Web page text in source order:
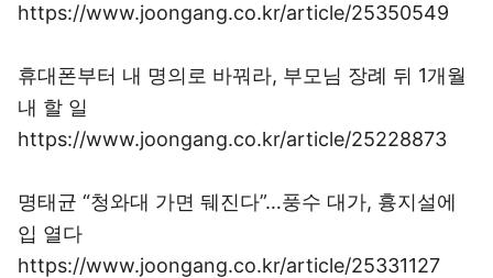
https://www.joongang.co.kr/article/25350549
휴대폰부터 내 명의로 바꿔라, 부모님 장례 뒤 1개월
내 할 일
https://www.joongang.co.kr/article/25228873
명태균 “청와대 가면 뒈진다”…풍수 대가, 흉지설에
입 열다
https://www.joongang.co.kr/article/25331127